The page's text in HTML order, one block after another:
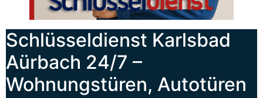
Schlüsseldienst Karlsbad
Aürbach 24/7 –
Wohnungstüren, Autotüren